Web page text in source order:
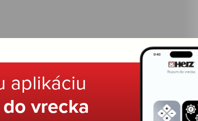
aplikáciu
vrecka